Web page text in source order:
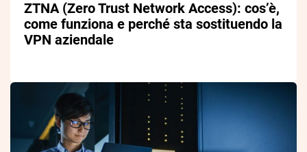
ZTNA (Zero Trust Network Access): cos’è,
come funziona e perché sta sostituendo la
VPN aziendale